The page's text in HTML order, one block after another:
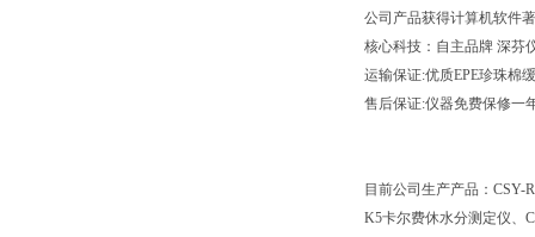
公司产品获得计算机软件
核心科技：自主品牌 深芬
运输保证:优质EPE珍珠棉
售后保证:仪器免费保修一
目前公司生产产品：CSY-
K5卡尔费休水分测定仪、